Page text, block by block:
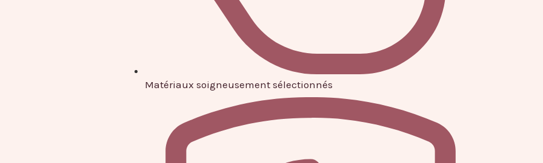
Matériaux soigneusement sélectionnés